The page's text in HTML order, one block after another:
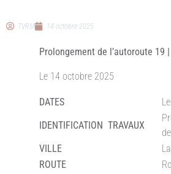
TVRM 14 octobre 2025
Prolongement de l’autoroute
Le 14 octobre 2025
DATES
IDENTIFICATION TRAVAUX
VILLE
ROUTE